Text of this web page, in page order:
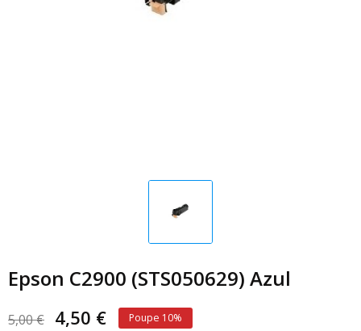
Epson C2900 (STS050629) Azul
5,00 € 4,50 € Poupe 10%